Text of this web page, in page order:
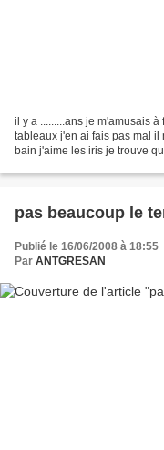
il y a .........ans je m'amusais
tableaux j'en ai fais pas mal il
bain j'aime les iris je trouve
pas beaucoup le
Publié le 16/06/2008 à 18:55
Par ANTGRESAN